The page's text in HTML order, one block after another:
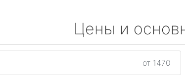
Цены и
от 1470